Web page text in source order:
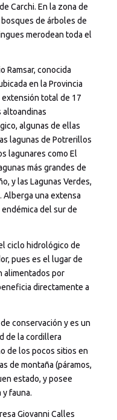
Carchi. En la zona de
de árboles de
merodean toda el
Ramsar, conocida
en la Provincia
extensión total de 17
altoandinas
algunas de ellas
lagunas de Potrerillos
lagunares como El
más grandes de
y las Lagunas Verdes,
una extensa
del sur de
ciclo hidrológico de
pues es el lugar de
alimentados por
directamente a
conservación y es un
de la cordillera
de los pocos sitios en
de montaña (páramos,
estado, y posee
fauna.
Giovanni Calles